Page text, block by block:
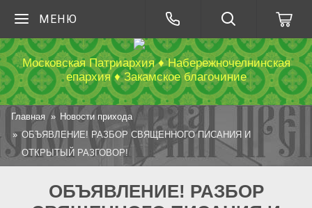
МЕНЮ
Московская Патриархия ♦ Набережночелнинская
епархия ♦ Закамское благочиние
Главная
Новости прихода
ОБЪЯВЛЕНИЕ! РАЗБОР СВЯЩЕННОГО ПИСАНИЯ И
ОТКРЫТЫЙ РАЗГОВОР!
ОБЪЯВЛЕНИЕ! РАЗБОР